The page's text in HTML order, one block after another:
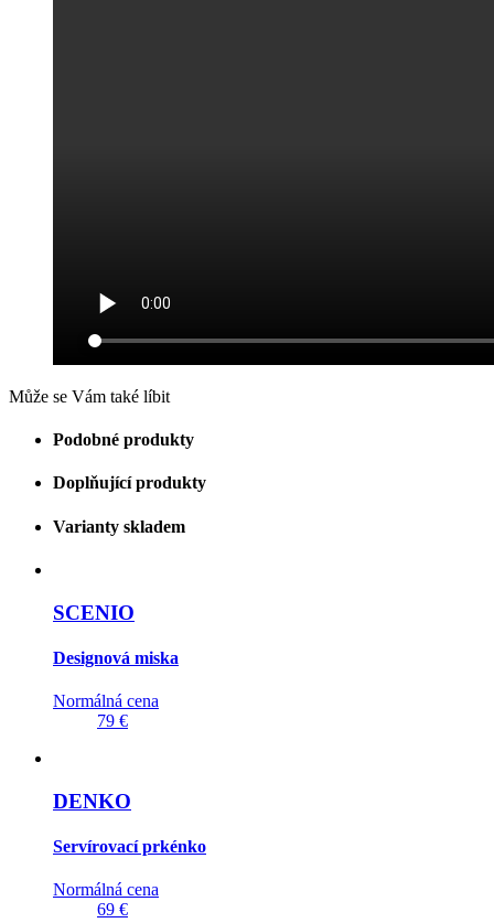
Může se Vám také líbit
Podobné produkty
Doplňující produkty
Varianty skladem
SCENIO
Designová miska
Normálná cena
79 €
DENKO
Servírovací prkénko
Normálná cena
69 €